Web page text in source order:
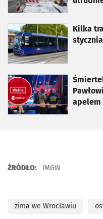
Kilka
stycznia
otworzy się w nowej karcie
apelem
otworzy się w nowej karcie
ŹRÓDŁO: IMGW
zima we Wrocławiu